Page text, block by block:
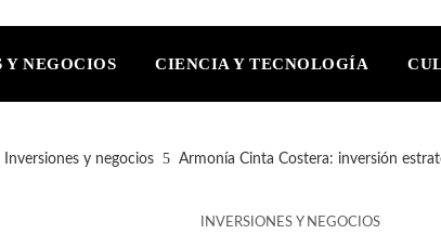
Y NEGOCIOS CIENCIA Y TECNOLOGÍA
Inversiones y negocios Armonía Cinta Costera: inversión
INVERSIONES Y NEGOCIOS